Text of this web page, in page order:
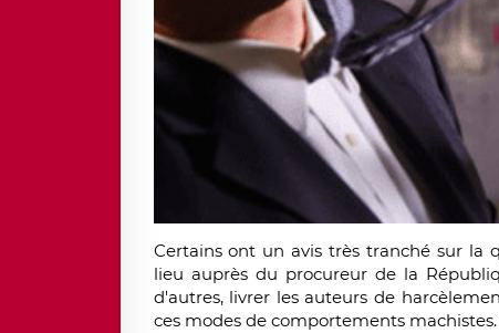
Certains ont un avis très tranché sur la
lieu auprès du procureur de la
d'autres, livrer les auteurs de
ces modes de comportements